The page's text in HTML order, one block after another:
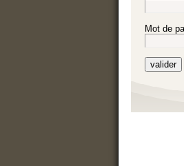
Mot de